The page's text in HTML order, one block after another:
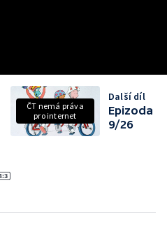
ČT nemá práva
pro internet
Další díl
Epizoda
9/26